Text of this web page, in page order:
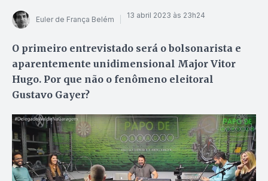
Euler de França Belém 13 abril 2023 às 23h24
O primeiro entrevistado será o bolsonarista e
aparentemente unidimensional Major Vitor
Hugo. Por que não o fenômeno eleitoral
Gustavo Gayer?